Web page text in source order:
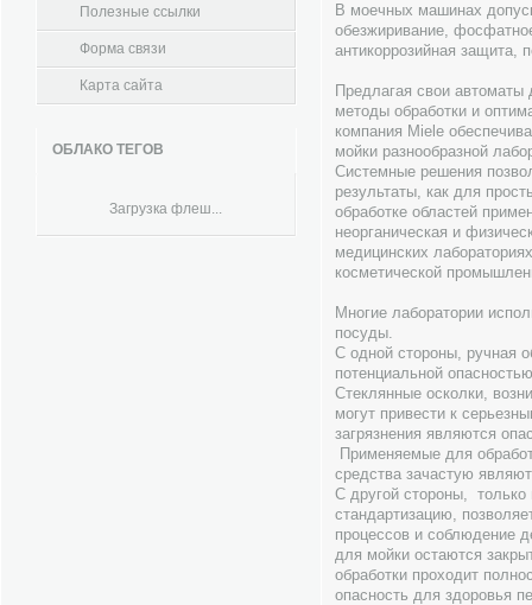
Полезные ссылки
Форма связи
Карта сайта
ОБЛАКО ТЕГОВ
Загрузка флеш...
В моечных машинах
обезжиривание,
антикоррозийная защита,
Предлагая свои
методы обработки и
компания Miele
мойки разнообразной
Системные решения
результаты, как для
обработке областей
неорганическая и
медицинских
косметической
Многие лаборатории
посуды.
С одной стороны, ручная
потенциальной
Стеклянные осколки,
могут привести к
загрязнения являются
Применяемые для
средства зачастую
С другой стороны, только
стандартизацию,
процессов и соблюдение
для мойки остаются
обработки проходит
опасность для здоровья